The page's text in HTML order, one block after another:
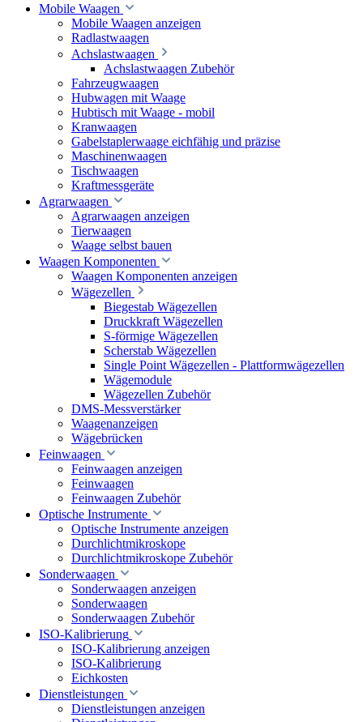
Mobile Waagen
Mobile Waagen anzeigen
Radlastwaagen
Achslastwaagen
Achslastwaagen Zubehör
Fahrzeugwaagen
Hubwagen mit Waage
Hubtisch mit Waage - mobil
Kranwaagen
Gabelstaplerwaage eichfähig und präzise
Maschinenwaagen
Tischwaagen
Kraftmessgeräte
Agrarwaagen
Agrarwaagen anzeigen
Tierwaagen
Waage selbst bauen
Waagen Komponenten
Waagen Komponenten anzeigen
Wägezellen
Biegestab Wägezellen
Druckkraft Wägezellen
S-förmige Wägezellen
Scherstab Wägezellen
Single Point Wägezellen - Plattformwägezellen
Wägemodule
Wägezellen Zubehör
DMS-Messverstärker
Waagenanzeigen
Wägebrücken
Feinwaagen
Feinwaagen anzeigen
Feinwaagen
Feinwaagen Zubehör
Optische Instrumente
Optische Instrumente anzeigen
Durchlichtmikroskope
Durchlichtmikroskope Zubehör
Sonderwaagen
Sonderwaagen anzeigen
Sonderwaagen
Sonderwaagen Zubehör
ISO-Kalibrierung
ISO-Kalibrierung anzeigen
ISO-Kalibrierung
Eichkosten
Dienstleistungen
Dienstleistungen anzeigen